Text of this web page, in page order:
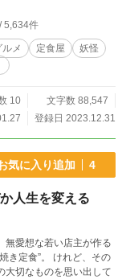
、祖母の古くからの友人
ったことを不思議に思う
と懇願され、祖母の下で
を再開することにした。
ことポン太（ましろ命
に立つことになった。
ず奇妙な客がやって来
5,634件
ルメ 定食屋
妖怪
10
文字数 88,547
登録日 2023.12.31
気に入り追加 4
人生を変える
けれど、その
大切なものを思い出して